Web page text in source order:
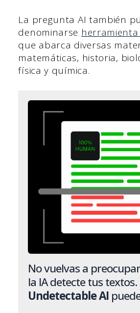
La pregunta AI también
denominarse
que abarca diversas
matemáticas, historia,
física y química.
No vuelvas a
la IA detecte tus textos.
Undetectable AI